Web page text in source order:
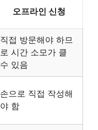
오프라인 신청
직접 방문해야 하므
로 시간 소모가 클
수 있음
손으로 직접 작성해
야 함